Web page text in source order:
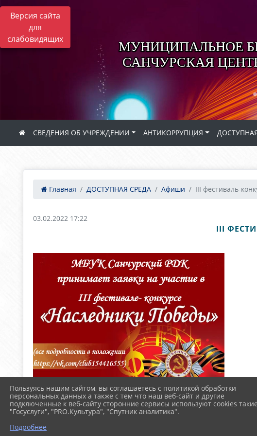
Версия сайта
для
слабовидящих
МУНИЦИПАЛЬНОЕ
САНЧУРСКАЯ
СВЕДЕНИЯ ОБ УЧРЕЖДЕНИИ АНТИКОРРУПЦИЯ
Главная ДОСТУПНАЯ СРЕДА Афиши III фестиваль-
03.02.2022 17:22
III
Пользуясь нашим сайтом, вы соглашаетесь с политикой обработки
персональных данных а также с тем что наш веб-сайт и другие
подключенные к веб-сайту сторонние сервисы используют cookies
"Госуслуги", "PRO.Культура", "Спутник аналитика".
Подробнее